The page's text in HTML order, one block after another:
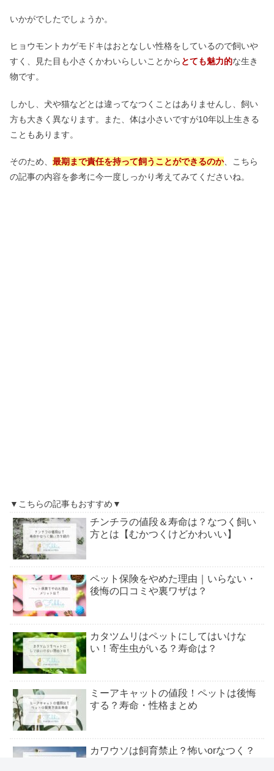
いかがでしたでしょうか。
ヒョウモントカゲモドキはおとなしい性格をしているので飼いや
すく、見た目も小さくかわいらしいことから とても魅力的な生き
物です。
しかし、犬や猫などとは違ってなつくことはありませんし、飼い
方も大きく異なります。また、体は小さいですが10年以上生きる
こともあります。
そのため、 最期まで責任を持って飼うことができるのか、こちら
の記事の内容を参考に今一度しっかり考えてみてくださいね。
▼こちらの記事もおすすめ▼
チンチラの値段＆寿命は？なつく飼い
方とは【むかつくけどかわいい】
ペット保険をやめた理由｜いらない・
後悔の口コミや裏ワザは？
カタツムリはペットにしてはいけな
い！寄生虫がいる？寿命は？
ミーアキャットの値段！ペットは後悔
する？寿命・性格まとめ
カワウソは飼育禁止？怖いorなつく？